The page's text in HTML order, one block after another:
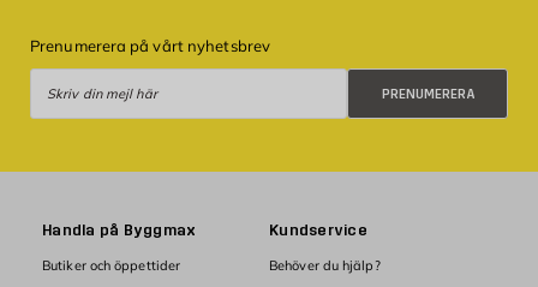
Prenumerera på vårt nyhetsbrev
PRENUMERERA
Handla på Byggmax
Butiker och öppettider
Kundservice
Behöver du hjälp?